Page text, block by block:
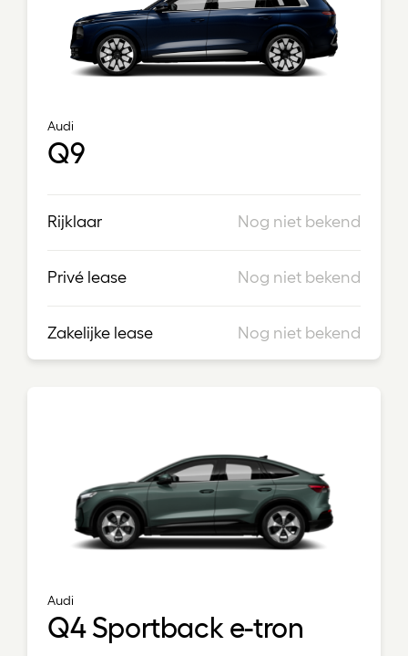
Audi
Q9
Rijklaar Nog niet bekend
Privé lease Nog niet bekend
Zakelijke lease Nog niet bekend
Audi
Q4 Sportback e-tron